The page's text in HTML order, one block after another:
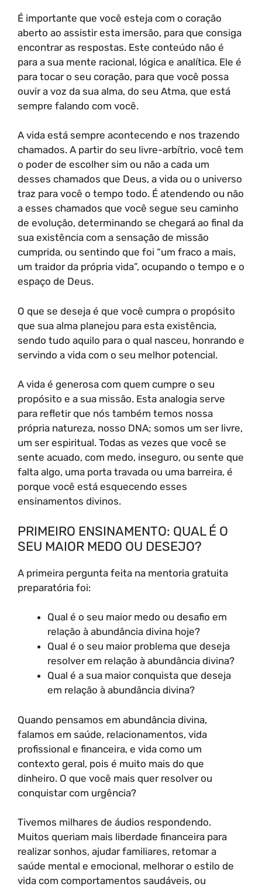
É importante que você esteja com o coração
aberto ao assistir esta imersão, para que consiga
encontrar as respostas. Este conteúdo não é
para a sua mente racional, lógica e analítica. Ele é
para tocar o seu coração, para que você possa
ouvir a voz da sua alma, do seu Atma, que está
sempre falando com você.
A vida está sempre acontecendo e nos trazendo
chamados. A partir do seu livre-arbítrio, você tem
o poder de escolher sim ou não a cada um
desses chamados que Deus, a vida ou o universo
traz para você o tempo todo. É atendendo ou não
a esses chamados que você segue seu caminho
de evolução, determinando se chegará ao final da
sua existência com a sensação de missão
cumprida, ou sentindo que foi “um fraco a mais,
um traidor da própria vida”, ocupando o tempo e o
espaço de Deus.
O que se deseja é que você cumpra o propósito
que sua alma planejou para esta existência,
sendo tudo aquilo para o qual nasceu, honrando e
servindo a vida com o seu melhor potencial.
A vida é generosa com quem cumpre o seu
propósito e a sua missão. Esta analogia serve
para refletir que nós também temos nossa
própria natureza, nosso DNA; somos um ser livre,
um ser espiritual. Todas as vezes que você se
sente acuado, com medo, inseguro, ou sente que
falta algo, uma porta travada ou uma barreira, é
porque você está esquecendo esses
ensinamentos divinos.
PRIMEIRO ENSINAMENTO: QUAL É O
SEU MAIOR MEDO OU DESEJO?
A primeira pergunta feita na mentoria gratuita
preparatória foi:
Qual é o seu maior medo ou desafio em
relação à abundância divina hoje?
Qual é o seu maior problema que deseja
resolver em relação à abundância divina?
Qual é a sua maior conquista que deseja
em relação à abundância divina?
Quando pensamos em abundância divina,
falamos em saúde, relacionamentos, vida
profissional e financeira, e vida como um
contexto geral, pois é muito mais do que
dinheiro. O que você mais quer resolver ou
conquistar com urgência?
Tivemos milhares de áudios respondendo.
Muitos queriam mais liberdade financeira para
realizar sonhos, ajudar familiares, retomar a
saúde mental e emocional, melhorar o estilo de
vida com comportamentos saudáveis, ou